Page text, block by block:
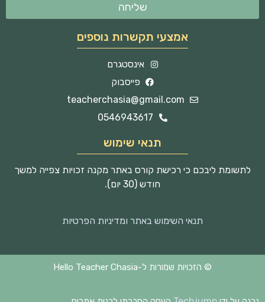
שליחה
אמצעי תקשרות נוספים
אינסטגרם
פייסבוק
teacherchasia@gmail.com
0546943617
תנאי שימוש
לתשומת ליבכם כי רכישת קורס באתר מקנה זכויות צפייה למשך
חודש (30 יום).
תנאי השימוש באתר ומדיניות הפרטיות
© הזכויות שמורות ל-Hello Teacher Chasia